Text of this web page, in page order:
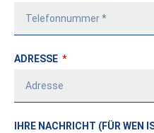
ADRESSE
IHRE NACHRICHT (FÜR WEN